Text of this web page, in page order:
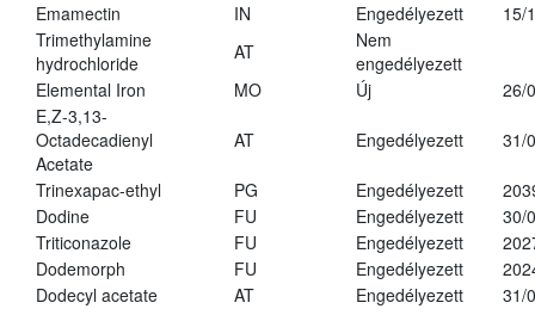
Emamectin
IN Engedélyezett
15/
Trimethylamine
hydrochloride
AT
Nem
engedélyezett
Elemental Iron
MO Új
26/
E,Z-3,13-
Octadecadienyl
Acetate
AT Engedélyezett 31/
Trinexapac-ethyl PG Engedélyezett
Dodine
FU Engedélyezett
30/
Triticonazole
FU Engedélyezett
Dodemorph
FU Engedélyezett
Dodecyl acetate
AT Engedélyezett 31/